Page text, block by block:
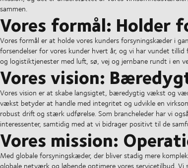
sammen.
Vores formål: Holder
Vores formål er at holde vores kunders forsyningskæder i
forsendelser for vores kunder hvert år, og vi har vundet
og logistiktjenester med luft, sø, vej og jernbane rundt i en
Vores vision:
Vores vision er at skabe langsigtet, bæredygtig vækst og
vækst betyder at handle med integritet og udvikle en
robust drift og stærk udførelse. Som brancheleder har vi
interessenter, samtidig med at vi bidrager positivt til de
Vores mission:
Med globale forsyningskæder, der bliver stadig mere
globale netværk og løbende optimere vores servicetilbud.